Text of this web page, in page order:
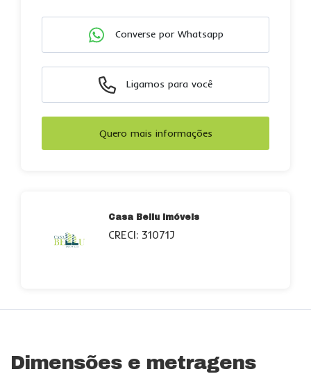
Converse por Whatsapp
Ligamos para você
Quero mais informações
Casa Bellu Imóveis
CRECI: 31071J
Dimensões e metragens